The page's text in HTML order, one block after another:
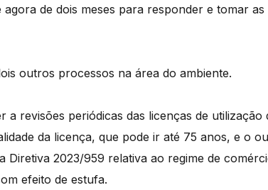
de dois meses para responder e tomar as
outros processos na área do ambiente.
revisões periódicas das licenças de utilização
da licença, que pode ir até 75 anos, e o
Diretiva 2023/959 relativa ao regime de
efeito de estufa.